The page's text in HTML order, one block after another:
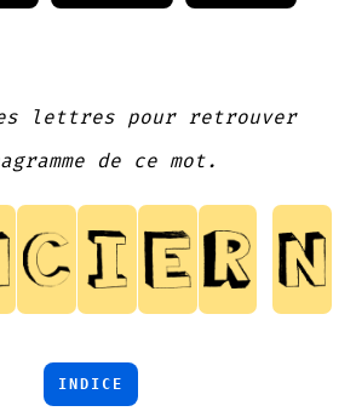
lettres pour retrouver
de ce mot.
INDICE